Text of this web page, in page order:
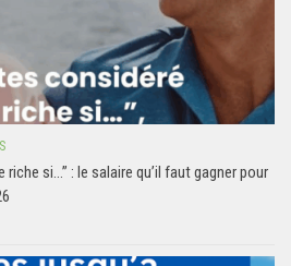
si…” : le salaire qu’il faut gagner pour